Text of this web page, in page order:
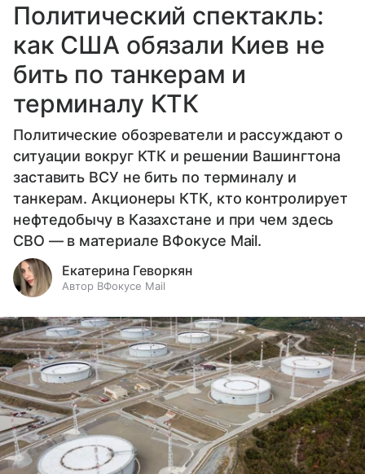
Политический спектакль:
как США обязали Киев не
бить по танкерам и
терминалу КТК
Политические обозреватели и рассуждают о
ситуации вокруг КТК и решении Вашингтона
заставить ВСУ не бить по терминалу и
танкерам. Акционеры КТК, кто контролирует
нефтедобычу в Казахстане и при чем здесь
СВО — в материале ВФокусе Mail.
Екатерина Геворкян
Автор ВФокусе Mail